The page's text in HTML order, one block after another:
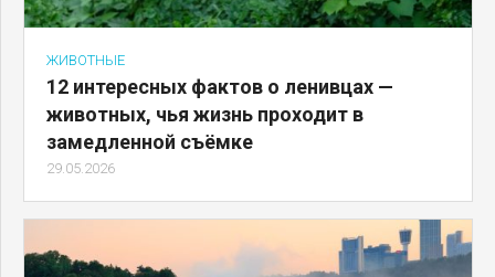
ЖИВОТНЫЕ
12 интересных фактов о ленивцах —
животных, чья жизнь проходит в
замедленной съёмке
29.05.2026